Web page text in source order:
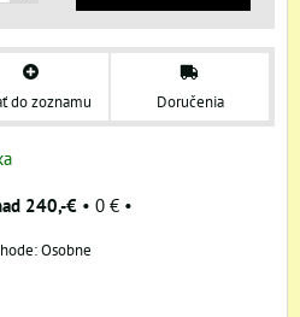
do zoznamu Doručenia
240,-€ • 0 € •
Osobne